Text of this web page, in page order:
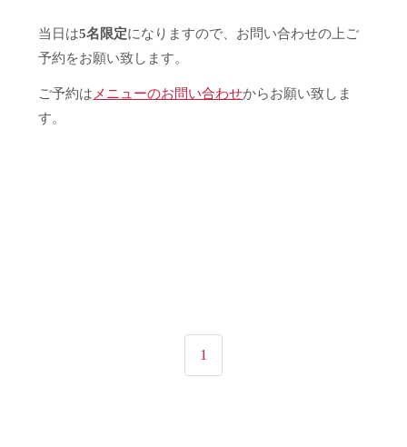
当日は5名限定になりますので、お問い合わせの上ご
予約をお願い致します。
ご予約は メニューのお問い合わせからお願い致しま
す。
1